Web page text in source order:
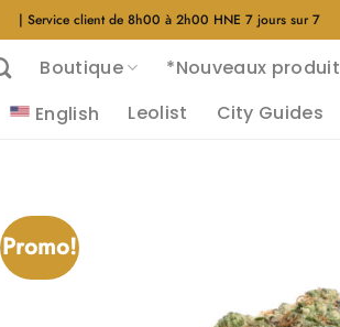
| Service client de 8h00 à 2h00 HNE 7 jours sur 7
Boutique *Nouveaux
English
Leolist City Guides
Promo!